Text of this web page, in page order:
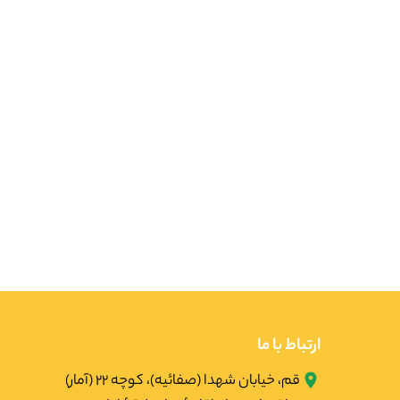
ارتباط با ما
قم، خیابان شهدا (صفائیه)، کوچه ۲۲ (آمار)